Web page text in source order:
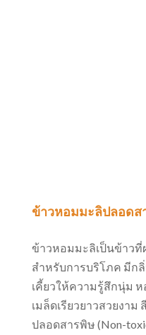
ข้าวหอมมะลิปลอดส
ข้าวหอมมะลิเป็นข้าวที่
สำหรับการบริโภค มีก
เคี้ยวให้ความรู้สึกนุ่ม
เมล็ดเรียวยาวสวยงา
ปลอดสารพิษ (Non-